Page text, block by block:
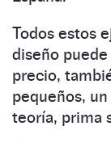
Todos estos
diseño
precio,
pequeños,
teoría, prima